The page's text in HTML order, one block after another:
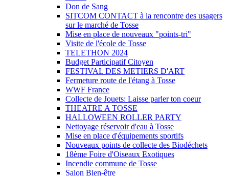
Don de Sang
SITCOM CONTACT à la rencontre des usagers
sur le marché de Tosse
Mise en place de nouveaux "points-tri"
Visite de l'école de Tosse
TELETHON 2024
Budget Participatif Citoyen
FESTIVAL DES METIERS D'ART
Fermeture route de l'étang à Tosse
WWF France
Collecte de Jouets: Laisse parler ton coeur
THEATRE A TOSSE
HALLOWEEN ROLLER PARTY
Nettoyage réservoir d'eau à Tosse
Mise en place d'équipements sportifs
Nouveaux points de collecte des Biodéchets
18ème Foire d'Oiseaux Exotiques
Incendie commune de Tosse
Salon Bien-être